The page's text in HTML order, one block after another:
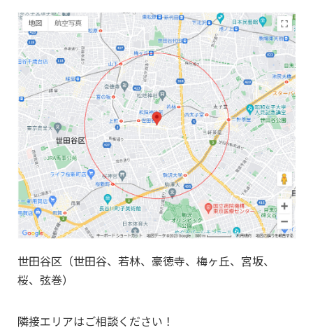
世田谷区（世田谷、若林、豪徳寺、梅ヶ丘、宮坂、
桜、弦巻）
隣接エリアはご相談ください！